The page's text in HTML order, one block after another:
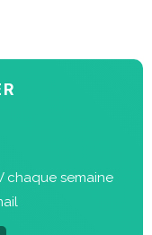
chaque semaine